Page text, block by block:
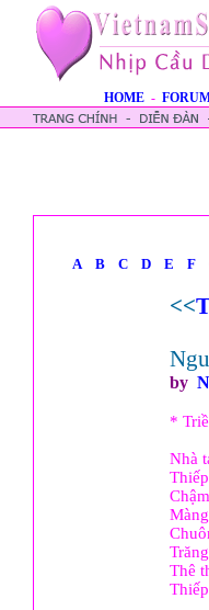
HOME -
A B C D E F
<<
by
*
Nhà
Thê